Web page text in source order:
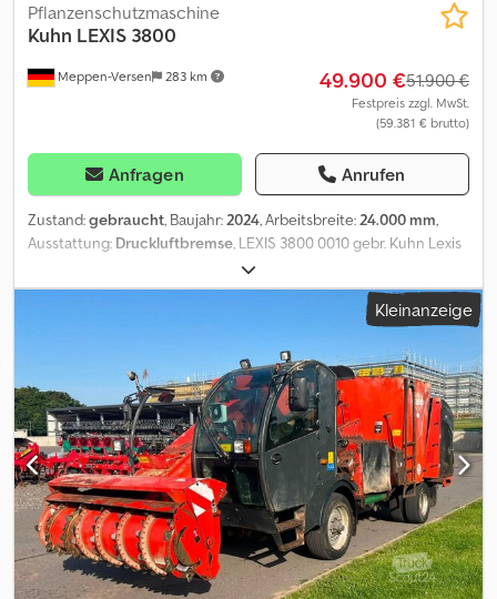
Meppen-Versen 283 km
Pflanzenschutzmaschine
Kuhn LEXIS 3800
49.900 €51.900 €
Festpreis zzgl. MwSt.
(59.381 € brutto)
Anfragen Anrufen
Zustand:gebraucht, Baujahr:2024, Arbeitsbreite:24.000 mm,
Ausstattung: Druckluftbremse, LEXIS 3800 0010 gebr. Kuhn Lexis
3800 Spritze 0020 3800Liter Behälter 0030 Isobus 0040 24m
Gestänge, Teilbreiten 0050 Leitungsfilter 0060 2 Kreis
Druckluftbremsanlage 0070 Obenanhängung Zugöse 0080
Control, Bedienteil CCI 800 0100 Hangausgleich 0110
Beleuchtung, Warntafeln 0120 Bereifung: 460/85 R38
Dcsdpfxoylqv Ss Anvok
Kleinanzeige